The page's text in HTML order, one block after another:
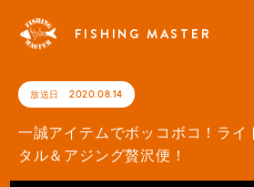
FISHING MASTER
放送日 2020.08.14
一誠アイテムでボッコボコ！ライ
タル＆アジング贅沢便！